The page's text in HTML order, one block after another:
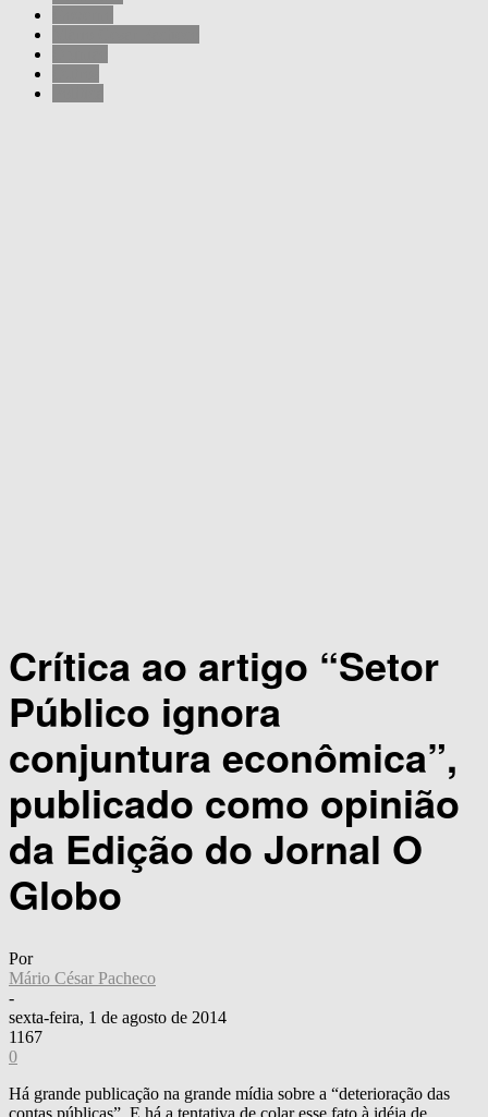
Crítica ao artigo “Setor
Público ignora
conjuntura econômica”,
publicado como opinião
da Edição do Jornal O
Globo
Por
Mário César Pacheco
-
sexta-feira, 1 de agosto de 2014
1167
0
Há grande publicação na grande mídia sobre a “deterioração das
contas públicas”. E há a tentativa de colar esse fato à idéia de